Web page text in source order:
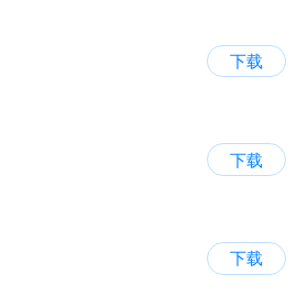
下载
下载
下载